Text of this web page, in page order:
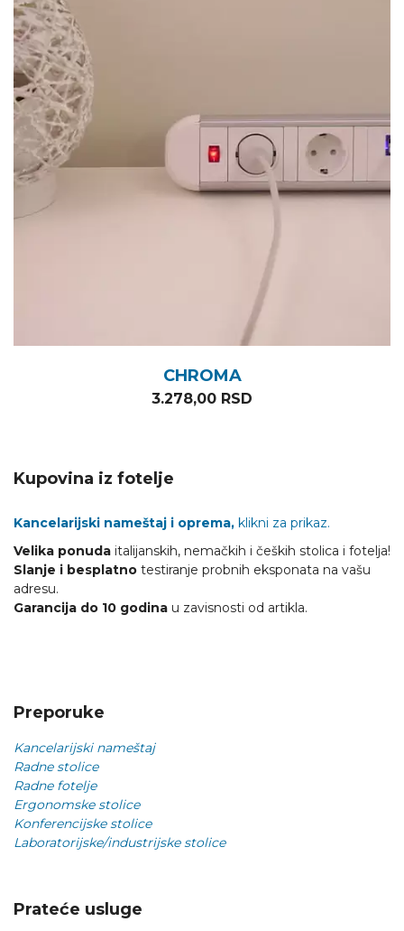
CHROMA
3.278,00 RSD
Kupovina iz fotelje
Kancelarijski nameštaj i oprema, klikni za prikaz.
Velika ponuda italijanskih, nemačkih i čeških stolica i fotelja!
Slanje i besplatno testiranje probnih eksponata na vašu
adresu.
Garancija do 10 godina u zavisnosti od artikla.
Preporuke
Kancelarijski nameštaj
Radne stolice
Radne fotelje
Ergonomske stolice
Konferencijske stolice
Laboratorijske/industrijske stolice
Prateće usluge